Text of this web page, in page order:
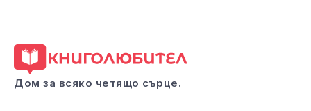
Дом за всяко четящо сърце.